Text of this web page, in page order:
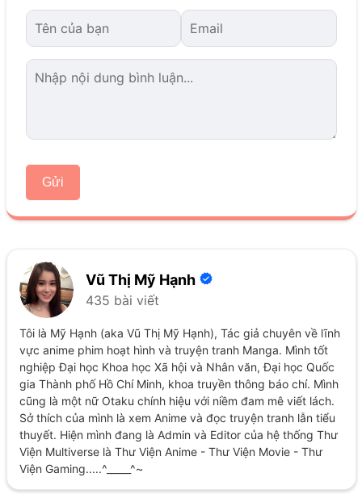
Vũ Thị Mỹ Hạnh
435 bài viết
Tôi là Mỹ Hạnh (aka Vũ Thị Mỹ Hạnh), Tác giả chuyên về lĩnh
vực anime phim hoạt hình và truyện tranh Manga. Mình tốt
nghiệp Đại học Khoa học Xã hội và Nhân văn, Đại học Quốc
gia Thành phố Hồ Chí Minh, khoa truyền thông báo chí. Mình
cũng là một nữ Otaku chính hiệu với niềm đam mê viết lách.
Sở thích của mình là xem Anime và đọc truyện tranh lẫn tiểu
thuyết. Hiện mình đang là Admin và Editor của hệ thống Thư
Viện Multiverse là Thư Viện Anime - Thư Viện Movie - Thư
Viện Gaming.....^_____^~
Gửi